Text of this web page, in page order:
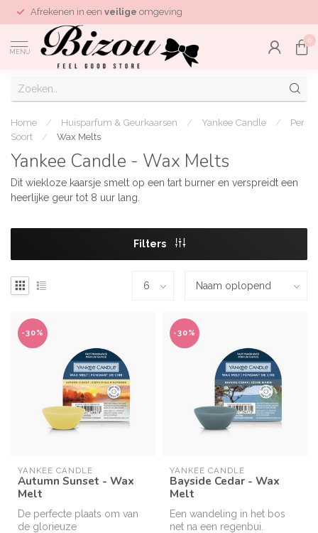
Afrekenen in een veilige omgeving
MENU
0
Home / Huisparfum & Geurkaarsen / Yankee Candle /
Per
Soort
/ Wax Melts
Yankee Candle - Wax Melts
Dit wiekloze kaarsje smelt op een tart burner en verspreidt een
heerlijke geur tot 8 uur lang.
Filters
-30%
YANKEE CANDLE
Autumn Sunset - Wax
Melt
De perfecte plaats om van
de glorieuze
-30%
YANKEE CANDLE
Bayside Cedar - Wax
Melt
Een wandeling in het bos
net na een regenbui.